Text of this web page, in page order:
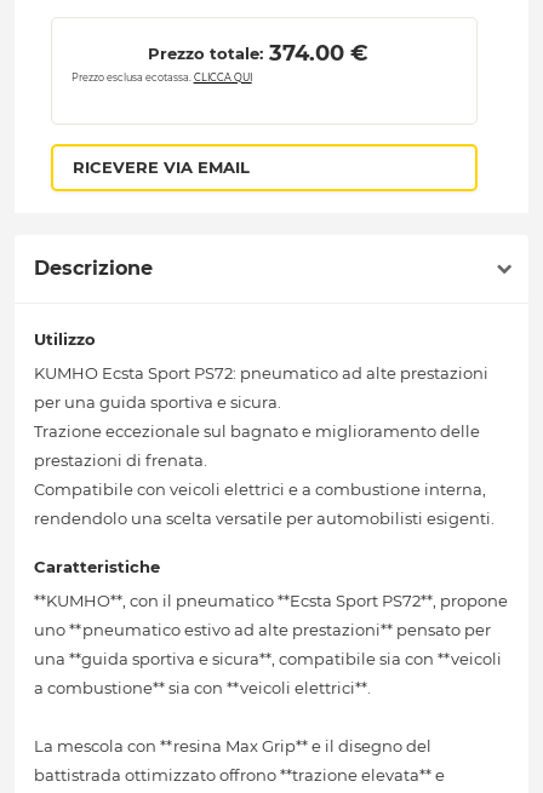
Prezzo totale: 374.00 €
Prezzo esclusa ecotassa. CLICCA QUI
RICEVERE VIA EMAIL
Descrizione
Utilizzo
KUMHO Ecsta Sport PS72: pneumatico ad alte prestazioni
per una guida sportiva e sicura.
Trazione eccezionale sul bagnato e miglioramento delle
prestazioni di frenata.
Compatibile con veicoli elettrici e a combustione interna,
rendendolo una scelta versatile per automobilisti esigenti.
Caratteristiche
**KUMHO**, con il pneumatico **Ecsta Sport PS72**, propone
uno **pneumatico estivo ad alte prestazioni** pensato per
una **guida sportiva e sicura**, compatibile sia con **veicoli
a combustione** sia con **veicoli elettrici**.
La mescola con **resina Max Grip** e il disegno del
battistrada ottimizzato offrono **trazione elevata** e